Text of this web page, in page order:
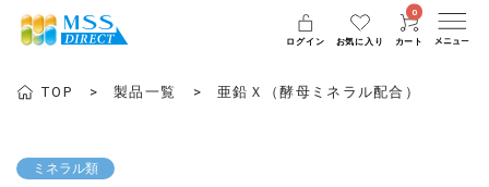
ログイン お気に入り
0
カート
TOP 製品一覧 亜鉛Ｘ（酵母ミネラル配合）
ミネラル類